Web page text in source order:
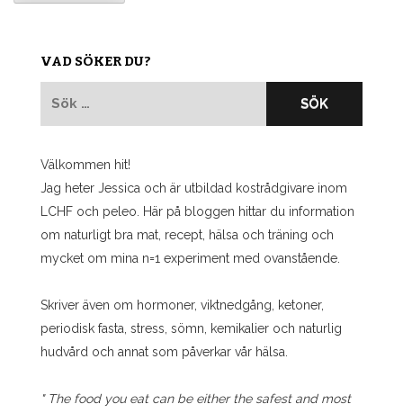
VAD SÖKER DU?
Välkommen hit!
Jag heter Jessica och är utbildad kostrådgivare inom
LCHF och peleo. Här på bloggen hittar du information
om naturligt bra mat, recept, hälsa och träning och
mycket om mina n=1 experiment med ovanstående.
Skriver även om hormoner, viktnedgång, ketoner,
periodisk fasta, stress, sömn, kemikalier och naturlig
hudvård och annat som påverkar vår hälsa.
" The food you eat can be either the safest and most